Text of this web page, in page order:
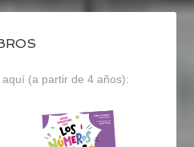
(a partir de 4 años):